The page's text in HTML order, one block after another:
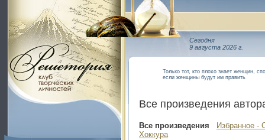
Сегодня
9 августа 2026 г.
Только тот, кто плохо знает женщин,
если женщины будут им править
Все произведения
Все произведения
Избранное -
Хоккура